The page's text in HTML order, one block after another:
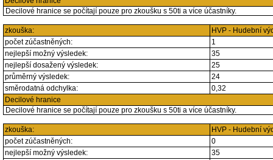
Decilové hranice se počítají pouze pro zkoušku s 50ti a více účastníky.
zkouška:
HVP - Hudební
počet zúčastněných:
1
nejlepší možný výsledek:
35
nejlepší dosažený výsledek:
25
průměrný výsledek:
24
směrodatná odchylka:
0,32
Decilové hranice
Decilové hranice se počítají pouze pro zkoušku s 50ti a více účastníky.
zkouška:
HVP - Hudební
počet zúčastněných:
0
nejlepší možný výsledek:
35